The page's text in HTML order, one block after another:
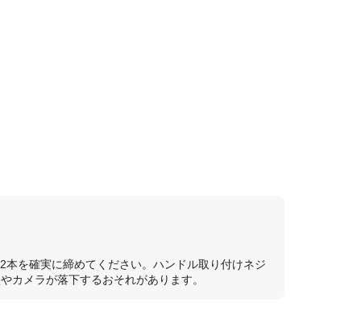
を確実に締めてください。ハンドル取り付けネジ
カメラが落下するおそれがあります。